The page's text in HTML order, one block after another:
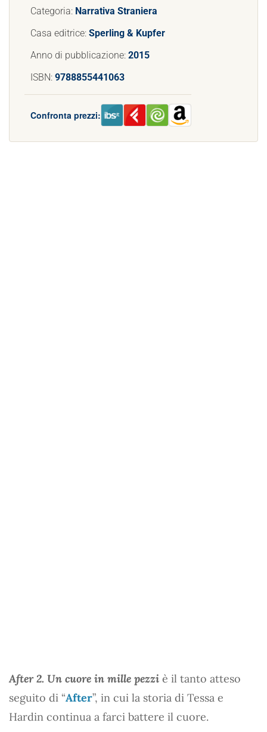
Categoria: Narrativa Straniera
Casa editrice: Sperling & Kupfer
Anno di pubblicazione: 2015
ISBN: 9788855441063
Confronta prezzi:
After 2. Un cuore in mille pezzi è il tanto atteso
seguito di “After”, in cui la storia di Tessa e
Hardin continua a farci battere il cuore.